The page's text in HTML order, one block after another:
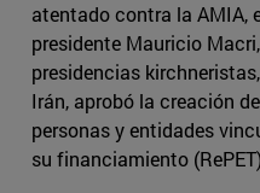
atentado contra la AMIA,
presidente Mauricio
presidencias
Irán, aprobó la creación
personas y entidades
su financiamiento